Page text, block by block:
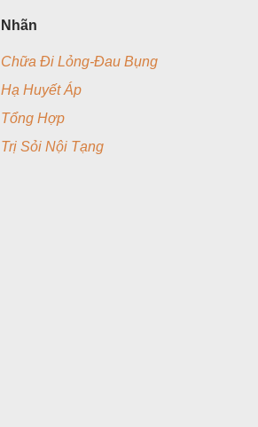
Nhãn
Chữa Đi Lỏng-Đau Bụng
Hạ Huyết Áp
Tổng Hợp
Trị Sỏi Nội Tạng